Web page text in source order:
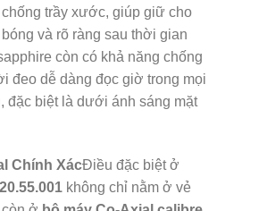
chống trầy xước, giúp giữ cho
và rõ ràng sau thời gian
còn có khả năng chống
đeo dễ dàng đọc giờ trong mọi
đặc biệt là dưới ánh sáng mặt
Chính XácĐiều đặc biệt ở
không chỉ nằm ở vẻ